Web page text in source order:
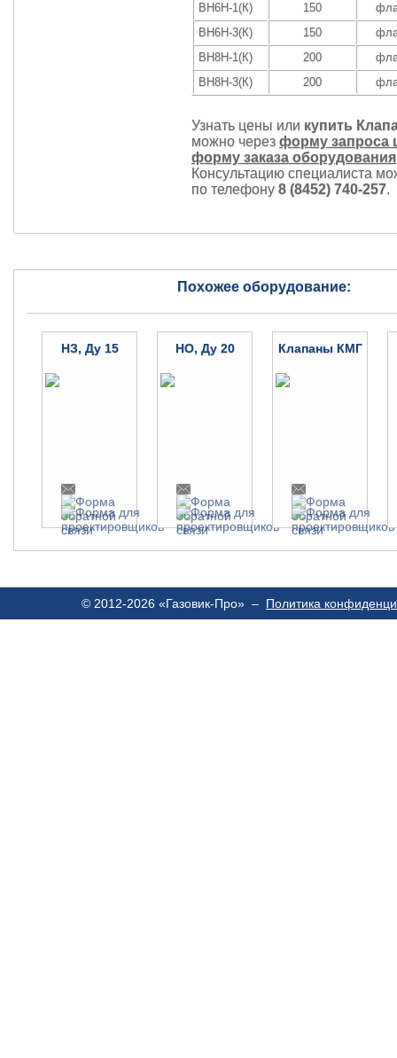
ВН6Н-1(К) 150
ВН6Н-3(К)
150
ВН8Н-1(К)
200
ВН8Н-3(К)
200
Узнать цены или купить
можно через форму запроса
форму заказа оборудования
Консультацию специалиста
по телефону 8 (8452) 740-257.
Похожее оборудование:
НЗ, Ду 15 НО, Ду 20 Клапаны КМГ
© 2012-2026 «Газовик-Про» – Политика